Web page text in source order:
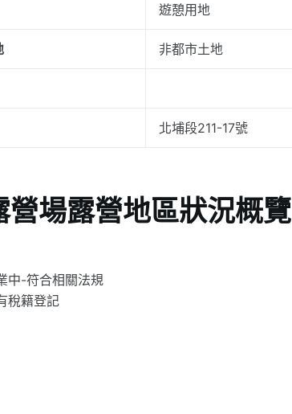
遊憩用地
非都市土地
北埔段211-17號
營場露營地區狀況概覽
中-符合相關法規
稅籍登記